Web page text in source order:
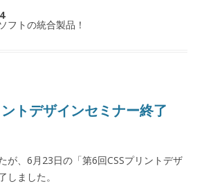
フトの統合製品！
ントデザインセミナー終了
が、6月23日の「第6回CSSプリントデザ
しました。